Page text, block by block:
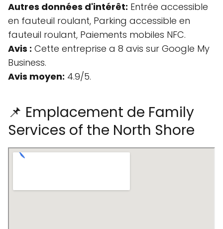
Autres données d'intérêt: Entrée accessible
en fauteuil roulant, Parking accessible en
fauteuil roulant, Paiements mobiles NFC.
Avis : Cette entreprise a 8 avis sur Google My
Business.
Avis moyen: 4.9/5.
📌 Emplacement de Family
Services of the North Shore